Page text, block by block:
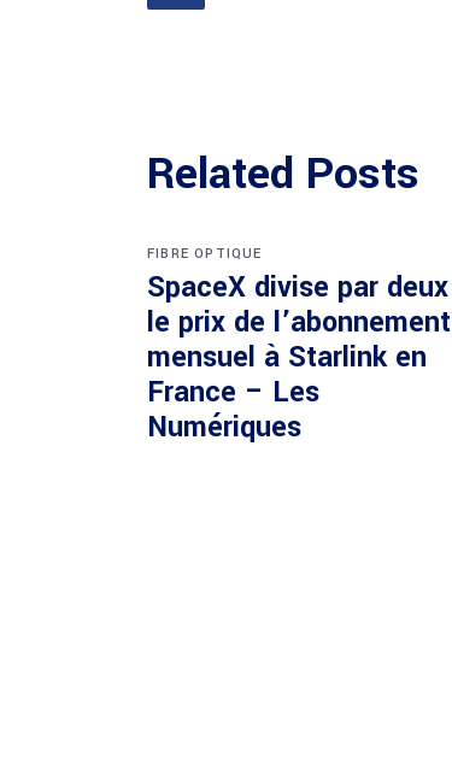
Related Posts
FIBRE OPTIQUE
SpaceX divise par deux
le prix de l’abonnement
mensuel à Starlink en
France – Les
Numériques